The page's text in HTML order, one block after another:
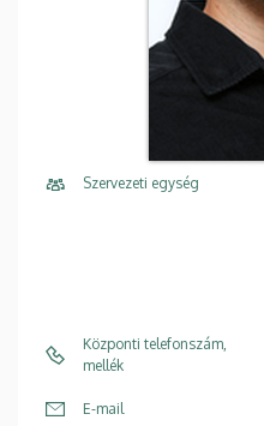
Szervezeti egység
Központi telefonszám,
mellék
E-mail